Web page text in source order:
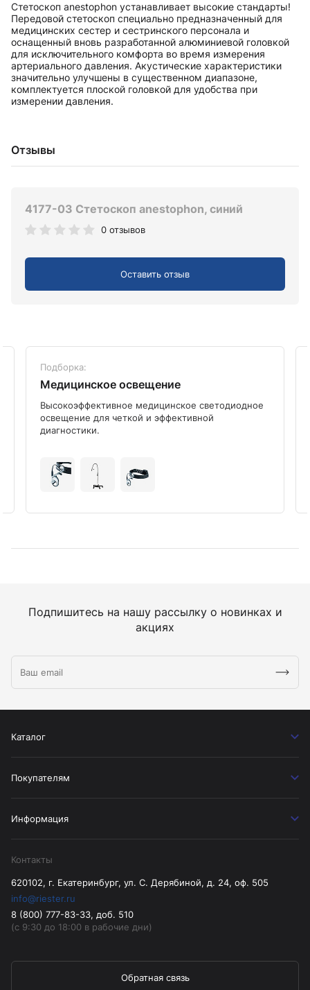
Стетоскоп anestophon устанавливает высокие стандарты!
Передовой стетоскоп специально предназначенный для
медицинских сестер и сестринского персонала и
оснащенный вновь разработанной алюминиевой головкой
для исключительного комфорта во время измерения
артериального давления. Акустические характеристики
значительно улучшены в существенном диапазоне,
комплектуется плоской головкой для удобства при
измерении давления.
Отзывы
4177-03 Стетоскоп anestophon, синий
0 отзывов
Оставить отзыв
Подборка:
Медицинское освещение
Высокоэффективное медицинское светодиодное
освещение для четкой и эффективной
диагностики.
Подпишитесь на нашу рассылку о новинках и
акциях
Каталог
Покупателям
Информация
Контакты
620102, г. Екатеринбург, ул. С. Дерябиной, д. 24, оф. 505
info@riester.ru
8 (800) 777-83-33, доб. 510
(с 9:30 до 18:00 в рабочие дни)
Обратная связь